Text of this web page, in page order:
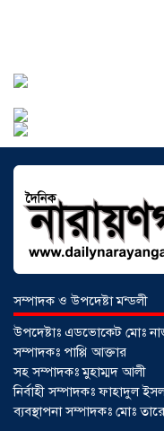
সম্পাদক ও উপদেষ্টা মন্ডলী
উপদেষ্টাঃ এডভোকেট মোঃ
সম্পাদকঃ পাপ্পি আক্তার
সহ সম্পাদকঃ মুহাম্মদ আলী
নির্বাহী সম্পাদকঃ ফাহাদুল
ব্যবস্থাপনা সম্পাদকঃ মোঃ